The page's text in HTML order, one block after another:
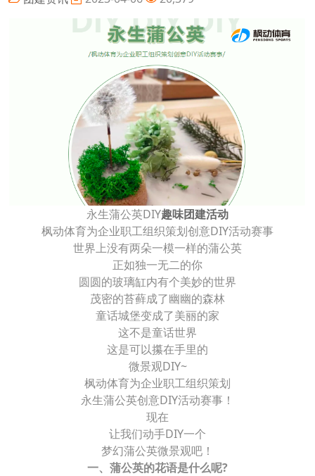
永生蒲公英DIY趣味团建活动
枫动体育为企业职工组织策划创意DIY活动赛事
世界上没有两朵一模一样的蒲公英
正如独一无二的你
圆圆的玻璃缸内有个美妙的世界
茂密的苔藓成了幽幽的森林
童话城堡变成了美丽的家
这不是童话世界
这是可以攥在手里的
微景观DIY~
枫动体育为企业职工组织策划
永生蒲公英创意DIY活动赛事！
现在
让我们动手DIY一个
梦幻蒲公英微景观吧！
一、蒲公英的花语是什么呢?